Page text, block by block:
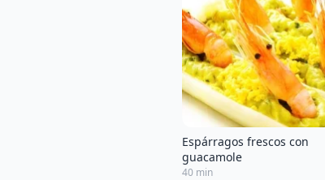
Espárragos frescos con
guacamole
40 min